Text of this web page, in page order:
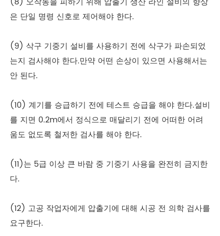
은 단일 명령 신호로 제어해야 한다.
(9) 삭구 기중기 설비를 사용하기 전에 삭구가 파손되었
는지 검사해야 한다.만약 어떤 손상이 있으면 사용해서는
안 된다.
(10) 계기를 승급하기 전에 테스트 승급을 해야 한다.설비
를 지면 0.2m에서 정식으로 매달리기 전에 어떠한 어려
움도 없도록 철저한 검사를 해야 한다.
(11)는 5급 이상 큰 바람 중 기중기 사용을 완전히 금지한
다.
(12) 고공 작업자에게 압출기에 대해 시공 전 의학 검사를
요구한다.